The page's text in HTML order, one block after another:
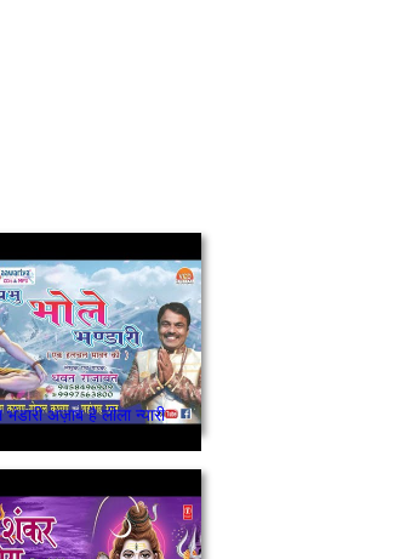
अज़ाब है लीला न्यारी